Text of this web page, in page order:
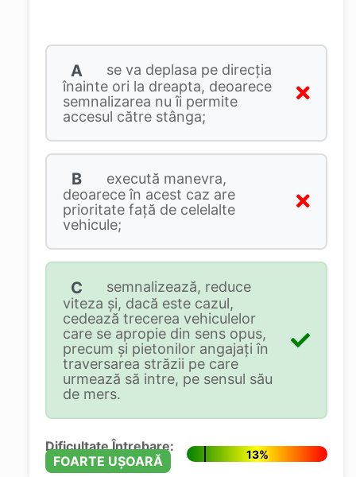
A
se va deplasa pe direcţia
înainte ori la dreapta, deoarece
semnalizarea nu îi permite
accesul către stânga;
B
execută manevra,
deoarece în acest caz are
prioritate faţă de celelalte
vehicule;
C
semnalizează, reduce
viteza şi, dacă este cazul,
cedează trecerea vehiculelor
care se apropie din sens opus,
precum şi pietonilor angajaţi în
traversarea străzii pe care
urmează să intre, pe sensul său
de mers.
Dificultate Întrebare:
FOARTE UȘOARĂ
13%